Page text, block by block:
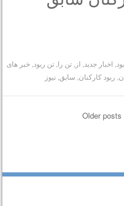
,اخبار جدید,از,تن را ,تن ربود,خبر های
,ربود کارکنان,سابق,نیوز